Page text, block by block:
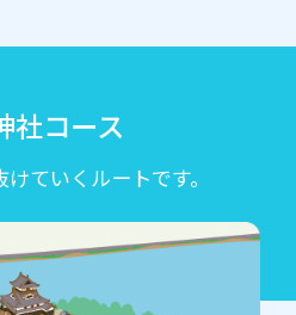
社コース
ていくルートです。